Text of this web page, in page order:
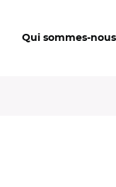
Qui sommes-nous